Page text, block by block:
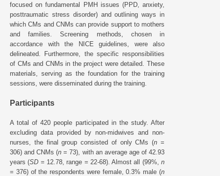
focused on fundamental PMH issues (PPD, anxiety,
posttraumatic stress disorder) and outlining ways in
which CMs and CNMs can provide support to mothers
and families. Screening methods, chosen in
accordance with the NICE guidelines, were also
delineated. Furthermore, the specific responsibilities
of CMs and CNMs in the project were detailed. These
materials, serving as the foundation for the training
sessions, were disseminated during the training.
Participants
A total of 420 people participated in the study. After
excluding data provided by non-midwives and non-
nurses, the final group consisted of only CMs (n =
306) and CNMs (n = 73), with an average age of 42.93
years (SD = 12.78, range = 22-68). Almost all (99%,n
= 376) of the respondents were female, 0.3% male (n